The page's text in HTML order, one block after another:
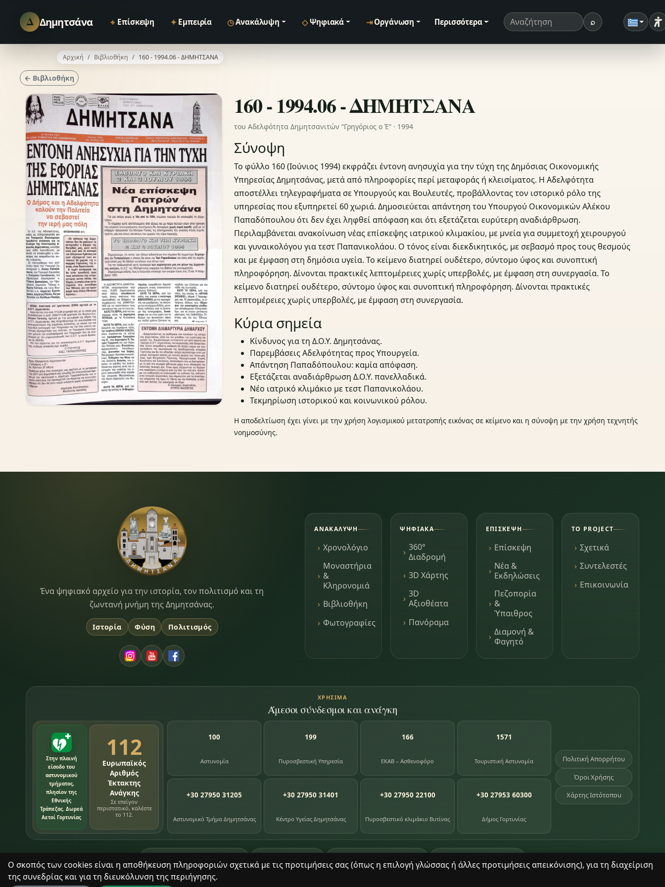
Ο σκοπός των cookies είναι η αποθήκευση πληροφοριών σχετικά με τις προτιμήσεις σας (όπως η επιλογή γλώσσας ή άλλες προτιμήσεις απεικόνισης), για τη διαχείριση
της συνεδρίας και για τη διευκόλυνση της περιήγησης.
Δ Δημητσάνα ⌖ Επίσκεψη ✦ Εμπειρία ◷Ανακάλυψη ◇ Ψηφιακά ⇥ Οργάνωση Περισσότερα Όρος αναζήτησης ⌕Αναζήτηση
Αρχική Βιβλιοθήκη 160 - 1994.06 - ΔΗΜΗΤΣΑΝΑ
← Βιβλιοθήκη
160 - 1994.06 - ΔΗΜΗΤΣΑΝΑ
του Αδελφότητα Δημητσανιτών “Γρηγόριος ο Έ” · 1994
Σύνοψη
Το φύλλο 160 (Ιούνιος 1994) εκφράζει έντονη ανησυχία για την τύχη της Δημόσιας Οικονομικής
Υπηρεσίας Δημητσάνας, μετά από πληροφορίες περί μεταφοράς ή κλεισίματος. Η Αδελφότητα
αποστέλλει τηλεγραφήματα σε Υπουργούς και Βουλευτές, προβάλλοντας τον ιστορικό ρόλο της
υπηρεσίας που εξυπηρετεί 60 χωριά. Δημοσιεύεται απάντηση του Υπουργού Οικονομικών Αλέκου
Παπαδόπουλου ότι δεν έχει ληφθεί απόφαση και ότι εξετάζεται ευρύτερη αναδιάρθρωση.
Περιλαμβάνεται ανακοίνωση νέας επίσκεψης ιατρικού κλιμακίου, με μνεία για συμμετοχή χειρουργού
και γυναικολόγου για τεστ Παπανικολάου. Ο τόνος είναι διεκδικητικός, με σεβασμό προς τους θεσμούς
και με έμφαση στη δημόσια υγεία. Το κείμενο διατηρεί ουδέτερο, σύντομο ύφος και συνοπτική
πληροφόρηση. Δίνονται πρακτικές λεπτομέρειες χωρίς υπερβολές, με έμφαση στη συνεργασία. Το
κείμενο διατηρεί ουδέτερο, σύντομο ύφος και συνοπτική πληροφόρηση. Δίνονται πρακτικές
λεπτομέρειες χωρίς υπερβολές, με έμφαση στη συνεργασία.
Κύρια σημεία
Κίνδυνος για τη Δ.Ο.Υ. Δημητσάνας.
Παρεμβάσεις Αδελφότητας προς Υπουργεία.
Απάντηση Παπαδόπουλου: καμία απόφαση.
Εξετάζεται αναδιάρθρωση Δ.Ο.Υ. πανελλαδικά.
Νέο ιατρικό κλιμάκιο με τεστ Παπανικολάου.
Τεκμηρίωση ιστορικού και κοινωνικού ρόλου.
Η αποδελτίωση έχει γίνει με την χρήση λογισμικού μετατροπής εικόνας σε κείμενο και η σύνοψη με την χρήση τεχνητής
νοημοσύνης.
Dimitsana.gr
Ένα ψηφιακό αρχείο για την ιστορία, τον πολιτισμό και τη
ζωντανή μνήμη της Δημητσάνας.
Ιστορία Φύση Πολιτισμός
ΑΝΑΚΆΛΥΨΗ
Χρονολόγιο
Μοναστήρια
&
Κληρονομιά
Βιβλιοθήκη
Φωτογραφίες
ΨΗΦΙΑΚΆ
360°
Διαδρομή
3D Χάρτης
3D
Αξιοθέατα
Πανόραμα
ΕΠΊΣΚΕΨΗ
Επίσκεψη
Νέα &
Εκδηλώσεις
Πεζοπορία
&
Ύπαιθρος
Διαμονή &
Φαγητό
ΤΟ PROJECT
Σχετικά
Συντελεστές
Επικοινωνία
ΧΡΉΣΙΜΑ
Άμεσοι σύνδεσμοι και ανάγκη
Στην πλαινή
είσοδο του
αστυνομικού
τμήματος,
πλησίον της
Εθνικής
Τράπεζας. Δωρεά
Αετοί Γορτυνίας
112
Ευρωπαϊκός
Αριθμός
Έκτακτης
Ανάγκης
Σε επείγον
περιστατικό, καλέστε
το 112.
100
Αστυνομία
199
Πυροσβεστική Υπηρεσία
166
ΕΚΑΒ – Ασθενοφόρο
1571
Τουριστική Αστυνομία
+30 27950 31205
Αστυνομικό Τμήμα Δημητσάνας
+30 27950 31401
Κέντρο Υγείας Δημητσάνας
+30 27950 22100
Πυροσβεστικό κλιμάκιο Βυτίνας
+30 27953 60300
Δήμος Γορτυνίας
Πολιτική Απορρήτου
Όροι Χρήσης
Χάρτης Ιστότοπου
76 εγγραφές χρονολογίου 87 φωτογραφίες βιβλία βιβλιοθήκης σημεία κληρονομιάς